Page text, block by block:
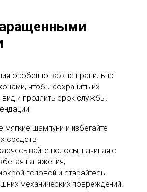
особенно важно правильно
чтобы сохранить их
вид и продлить срок службы.
мягкие шампуни и избегайте
средств;
волосы, начиная с
натяжения;
головой и старайтесь
механических повреждений.